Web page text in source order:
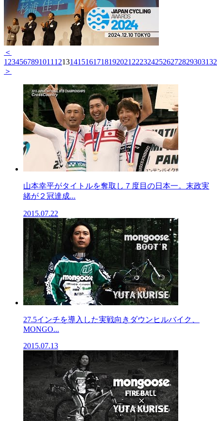
＜
1 234567891011 12131415161718192021 2223242526272829303132
＞
山本幸平がタイトルを奪取し７度目の日本一。末政実
緒が２冠達成...
2015.07.22
27.5インチを導入した実戦向きダウンヒルバイク、
MONGO...
2015.07.13